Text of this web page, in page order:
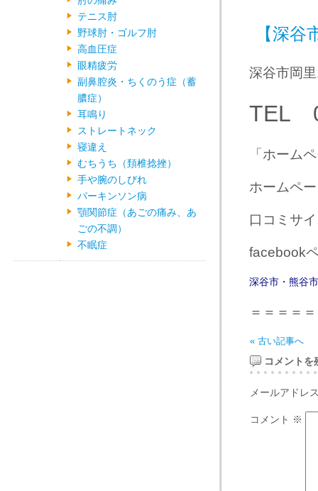
【深
深谷市岡
TEL
「ホーム
ホームペ
口コミサ
facebook
深谷市・熊谷
＝＝＝＝
« 古い記事へ
コメントを
メールアドレ
コメント ※
テニス肘
野球肘・ゴルフ肘
高血圧症
眼精疲労
副鼻腔炎・ちくのう症（蓄
膿症）
耳鳴り
ストレートネック
寝違え
むちうち（頚椎捻挫）
手や腕のしびれ
パーキンソン病
顎関節症（あごの痛み、あ
ごの不調）
不眠症